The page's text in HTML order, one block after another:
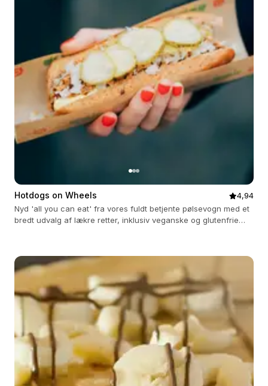
Hotdogs on Wheels
4,94
Nyd 'all you can eat' fra vores fuldt betjente pølsevogn med et
bredt udvalg af lækre retter, inklusiv veganske og glutenfrie